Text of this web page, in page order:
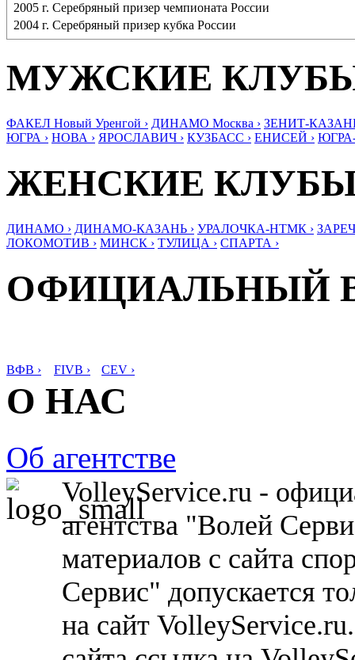
2005 г. Серебряный призер чемпионата России
2004 г. Серебряный призер кубка России
МУЖСКИЕ
ФАКЕЛ Новый Уренгой › ДИНАМО Москва › ЗЕНИТ-
ЮГРА › НОВА › ЯРОСЛАВИЧ › КУЗБАСС › ЕНИСЕЙ ›
ЖЕНСКИЕ
ДИНАМО › ДИНАМО-КАЗАНЬ › УРАЛОЧКА-НТМК ›
ЛОКОМОТИВ › МИНСК › ТУЛИЦА › СПАРТА ›
ОФИЦИАЛЬНЫЙ
ВФВ › FIVB › CEV ›
О НАС
Об агентстве
VolleyService.ru -
агентства "Волей
материалов с сайта
Сервис" допускается
на сайт